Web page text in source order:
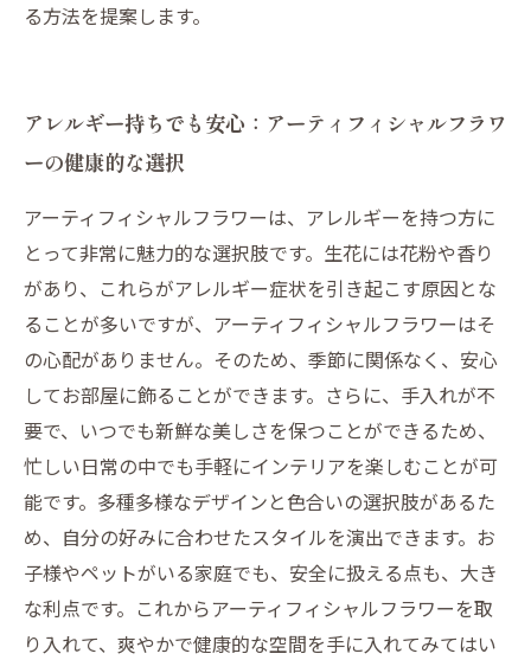
る方法を提案します。
アレルギー持ちでも安心：アーティフィシャルフラワ
ーの健康的な選択
アーティフィシャルフラワーは、アレルギーを持つ方に
とって非常に魅力的な選択肢です。生花には花粉や香り
があり、これらがアレルギー症状を引き起こす原因とな
ることが多いですが、アーティフィシャルフラワーはそ
の心配がありません。そのため、季節に関係なく、安心
してお部屋に飾ることができます。さらに、手入れが不
要で、いつでも新鮮な美しさを保つことができるため、
忙しい日常の中でも手軽にインテリアを楽しむことが可
能です。多種多様なデザインと色合いの選択肢があるた
め、自分の好みに合わせたスタイルを演出できます。お
子様やペットがいる家庭でも、安全に扱える点も、大き
な利点です。これからアーティフィシャルフラワーを取
り入れて、爽やかで健康的な空間を手に入れてみてはい